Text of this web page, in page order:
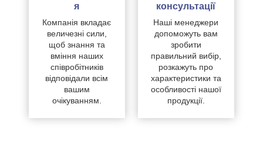
я
Компанія вкладає
величезні сили,
щоб знання та
вміння наших
співробітників
відповідали всім
вашим
очікуванням.
консультації
Наші менеджери
допоможуть вам
зробити
правильний вибір,
розкажуть про
характеристики та
особливості нашої
продукції.